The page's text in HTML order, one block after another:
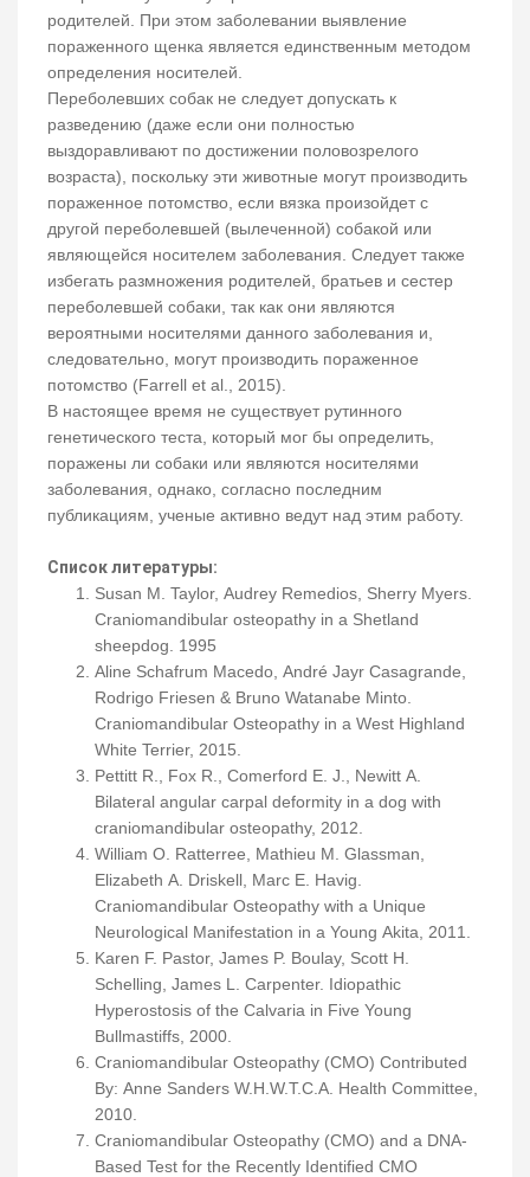
родителей. При этом заболевании выявление
пораженного щенка является единственным методом
определения носителей.
Переболевших собак не следует допускать к
разведению (даже если они полностью
выздоравливают по достижении половозрелого
возраста), поскольку эти животные могут производить
пораженное потомство, если вязка произойдет с
другой переболевшей (вылеченной) собакой или
являющейся носителем заболевания. Следует также
избегать размножения родителей, братьев и сестер
переболевшей собаки, так как они являются
вероятными носителями данного заболевания и,
следовательно, могут производить пораженное
потомство (Farrell et al., 2015).
В настоящее время не существует рутинного
генетического теста, который мог бы определить,
поражены ли собаки или являются носителями
заболевания, однако, согласно последним
публикациям, ученые активно ведут над этим работу.
Список литературы:
Susan M. Taylor, Audrey Remedios, Sherry Myers.
Craniomandibular osteopathy in a Shetland
sheepdog. 1995
Aline Schafrum Macedo, André Jayr Casagrande,
Rodrigo Friesen & Bruno Watanabe Minto.
Craniomandibular Osteopathy in a West Highland
White Terrier, 2015.
Pettitt R., Fox R., Comerford E. J., Newitt A.
Bilateral angular carpal deformity in a dog with
craniomandibular osteopathy, 2012.
William O. Ratterree, Mathieu M. Glassman,
Elizabeth A. Driskell, Marc E. Havig.
Craniomandibular Osteopathy with a Unique
Neurological Manifestation in a Young Akita, 2011.
Karen F. Pastor, James P. Boulay, Scott H.
Schelling, James L. Carpenter. Idiopathic
Hyperostosis of the Calvaria in Five Young
Bullmastiffs, 2000.
Craniomandibular Osteopathy (CMO) Contributed
By: Anne Sanders W.H.W.T.C.A. Health Committee,
2010.
Craniomandibular Osteopathy (CMO) and a DNA-
Based Test for the Recently Identified CMO